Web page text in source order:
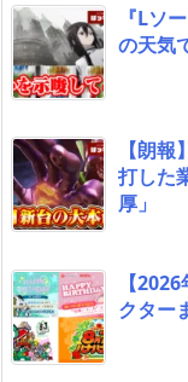
『Lソ
の天気
【朗
打した
厚」
【
クター